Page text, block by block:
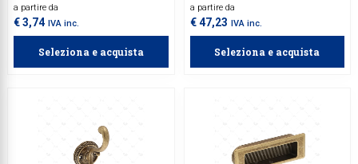
a partire da
€ 3,74 IVA inc.
Seleziona e acquista
a partire da
€ 47,23 IVA inc.
Seleziona e acquista